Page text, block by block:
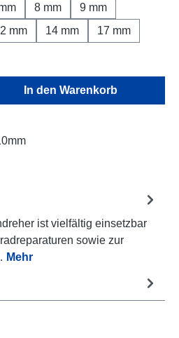
8 mm
9 mm
mm 14 mm
17 mm
den gewünschten
In den Warenkorb
ist vielfältig einsetzbar
sowie zur
Mehr